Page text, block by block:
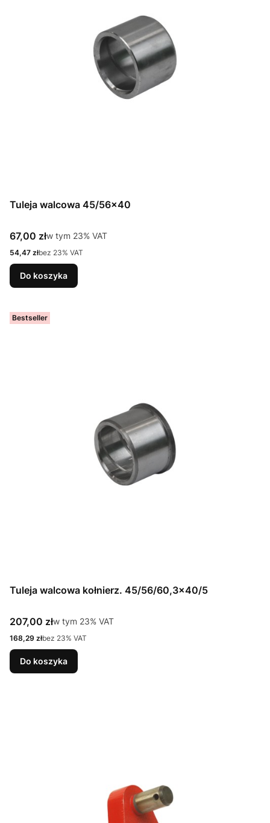
Tuleja walcowa 45/56x40
Cena brutto
67,00 złw tym %s VAT
w tym 23% VAT
Cena netto
54,47 złbez 23% VAT
Do koszyka
Bestseller
Tuleja walcowa kołnierz. 45/56/60,3x40/5
Cena brutto
207,00 złw tym %s VAT
w tym 23% VAT
Cena netto
168,29 złbez 23% VAT
Do koszyka